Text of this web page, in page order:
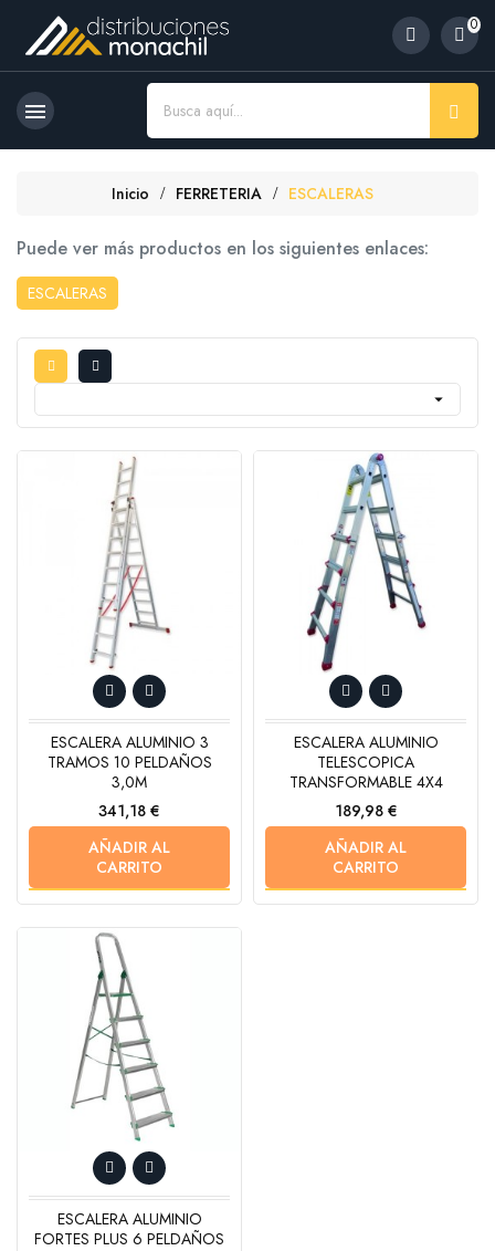
0

Inicio FERRETERIA ESCALERAS
Puede ver más productos en los siguientes enlaces:
ESCALERAS

ESCALERA ALUMINIO 3
TRAMOS 10 PELDAÑOS
3,0M
Precio
341,18 €
AÑADIR AL
CARRITO
ESCALERA ALUMINIO
TELESCOPICA
TRANSFORMABLE 4X4
Precio
189,98 €
AÑADIR AL
CARRITO
ESCALERA ALUMINIO
FORTES PLUS 6 PELDAÑOS